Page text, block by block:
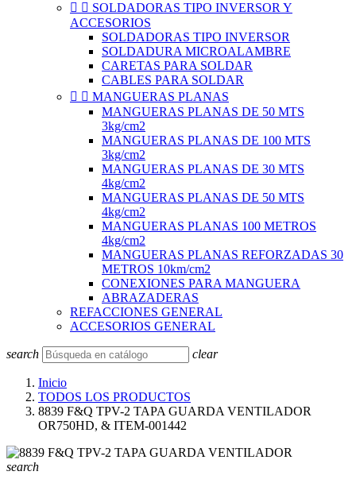
  SOLDADORAS TIPO INVERSOR Y
ACCESORIOS
SOLDADORAS TIPO INVERSOR
SOLDADURA MICROALAMBRE
CARETAS PARA SOLDAR
CABLES PARA SOLDAR
  MANGUERAS PLANAS
MANGUERAS PLANAS DE 50 MTS
3kg/cm2
MANGUERAS PLANAS DE 100 MTS
3kg/cm2
MANGUERAS PLANAS DE 30 MTS
4kg/cm2
MANGUERAS PLANAS DE 50 MTS
4kg/cm2
MANGUERAS PLANAS 100 METROS
4kg/cm2
MANGUERAS PLANAS REFORZADAS 30
METROS 10km/cm2
CONEXIONES PARA MANGUERA
ABRAZADERAS
REFACCIONES GENERAL
ACCESORIOS GENERAL
search clear
Inicio
TODOS LOS PRODUCTOS
8839 F&Q TPV-2 TAPA GUARDA VENTILADOR
OR750HD, & ITEM-001442
search